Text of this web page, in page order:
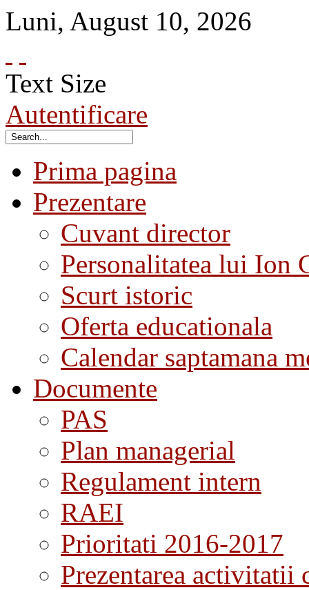
Luni, August 10, 2026
Text Size
Autentificare
Prima pagina
Prezentare
Cuvant director
Personalitatea lui Ion
Scurt istoric
Oferta educationala
Calendar saptamana
Documente
PAS
Plan managerial
Regulament intern
RAEI
Prioritati 2016-2017
Prezentarea activitatii